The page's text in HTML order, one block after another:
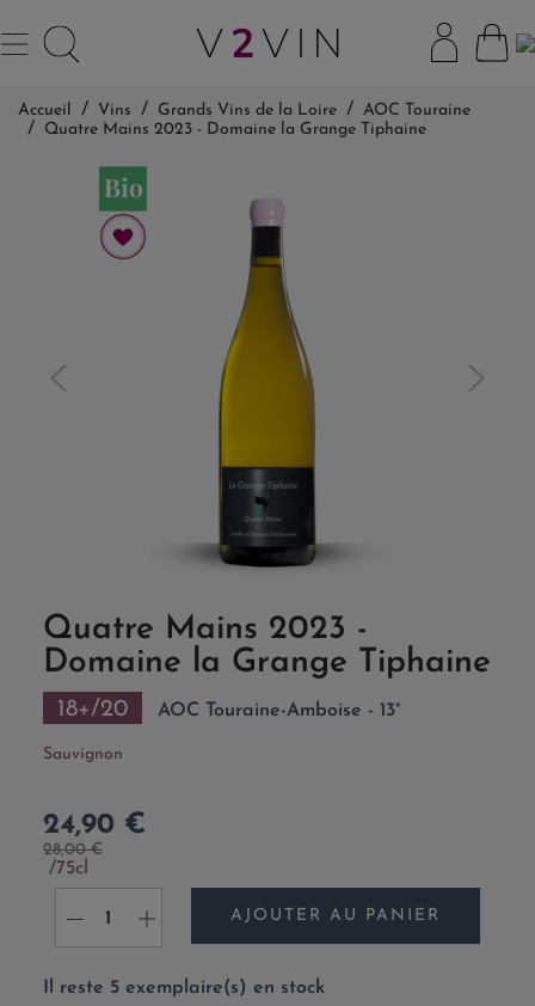
Accueil Vins Grands Vins de la Loire
AOC Touraine
Quatre Mains 2023 - Domaine la Grange Tiphaine
Quatre Mains 2023 -
Domaine la Grange Tiphaine
18+/20 AOC Touraine-Amboise - 13°
Sauvignon
24,90 €
28,00 €
75cl
- + AJOUTER AU PANIER
Il reste 5 exemplaire(s) en stock